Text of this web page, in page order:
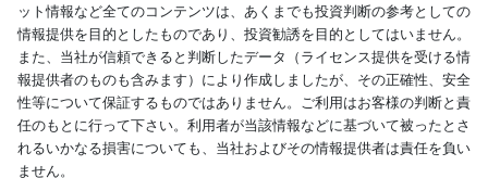
ット情報など全てのコンテンツは、あくまでも投資判断の参考としての
情報提供を目的としたものであり、投資勧誘を目的としてはいません。
また、当社が信頼できると判断したデータ（ライセンス提供を受ける情
報提供者のものも含みます）により作成しましたが、その正確性、安全
性等について保証するものではありません。ご利用はお客様の判断と責
任のもとに行って下さい。利用者が当該情報などに基づいて被ったとさ
れるいかなる損害についても、当社およびその情報提供者は責任を負い
ません。